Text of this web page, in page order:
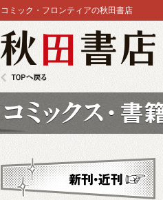
コミック・フロンティアの秋田書店